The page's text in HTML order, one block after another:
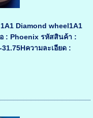
Diamond wheel1A1
อ : Phoenix รหัสสินค้า :
ความละเอียด :